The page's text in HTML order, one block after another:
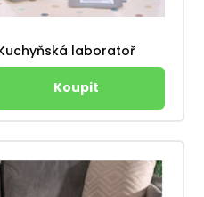
laboratoř